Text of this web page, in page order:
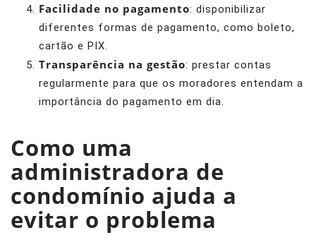
Facilidade no pagamento: disponibilizar
diferentes formas de pagamento, como boleto,
cartão e PIX.
Transparência na gestão: prestar contas
regularmente para que os moradores entendam a
importância do pagamento em dia.
Como uma
administradora de
condomínio ajuda a
evitar o problema